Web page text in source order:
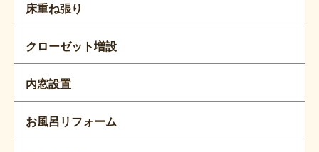
床重ね張り
クローゼット増設
内窓設置
お風呂リフォーム